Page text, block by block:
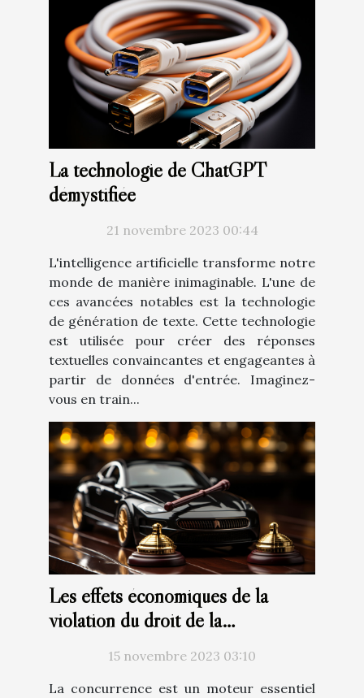
La technologie de ChatGPT
démystifiée
21 novembre 2023 00:44
L'intelligence artificielle transforme notre
monde de manière inimaginable. L'une de
ces avancées notables est la technologie
de génération de texte. Cette technologie
est utilisée pour créer des réponses
textuelles convaincantes et engageantes à
partir de données d'entrée. Imaginez-
vous en train...
Les effets économiques de la
violation du droit de la
concurrence: Analyse du marché
15 novembre 2023 03:10
La concurrence est un moteur essentiel